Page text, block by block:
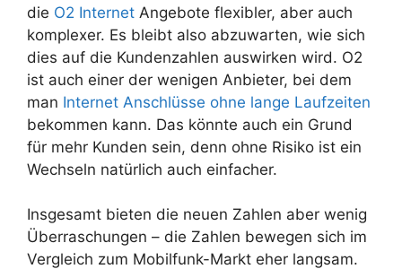
die O2 Internet Angebote flexibler, aber auch
komplexer. Es bleibt also abzuwarten, wie sich
dies auf die Kundenzahlen auswirken wird. O2
ist auch einer der wenigen Anbieter, bei dem
man Internet Anschlüsse ohne lange Laufzeiten
bekommen kann. Das könnte auch ein Grund
für mehr Kunden sein, denn ohne Risiko ist ein
Wechseln natürlich auch einfacher.
Insgesamt bieten die neuen Zahlen aber wenig
Überraschungen – die Zahlen bewegen sich im
Vergleich zum Mobilfunk-Markt eher langsam.